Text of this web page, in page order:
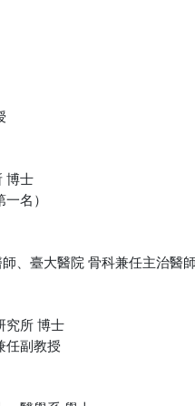
博士
名）
、臺大醫院 骨科兼任主治醫師
究所 博士
任副教授